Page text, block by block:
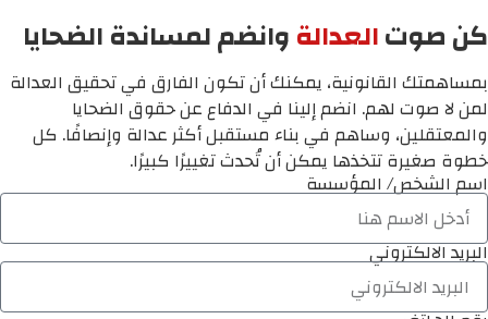
كن صوتالعدالةوانضم لمساندة الضحايا
بمساهمتك القانونية، يمكنك أن تكون الفارق في تحقيق العدالة
لمن لا صوت لهم. انضم إلينا في الدفاع عن حقوق الضحايا
والمعتقلين، وساهم في بناء مستقبل أكثر عدالة وإنصافًا. كل
خطوة صغيرة تتخذها يمكن أن تُحدث تغييرًا كبيرًا.
اسم الشخص/ المؤسسة
البريد الالكتروني